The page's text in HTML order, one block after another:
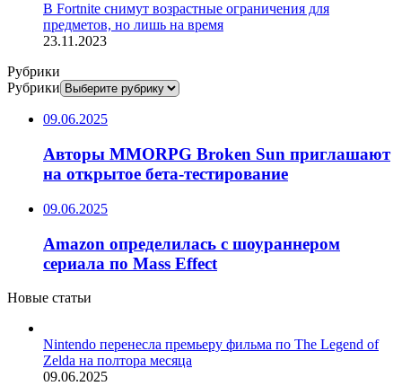
В Fortnite снимут возрастные ограничения для
предметов, но лишь на время
23.11.2023
Рубрики
Рубрики
09.06.2025
Авторы MMORPG Broken Sun приглашают
на открытое бета-тестирование
09.06.2025
Amazon определилась с шоураннером
сериала по Mass Effect
Новые статьи
Nintendo перенесла премьеру фильма по The Legend of
Zelda на полтора месяца
09.06.2025